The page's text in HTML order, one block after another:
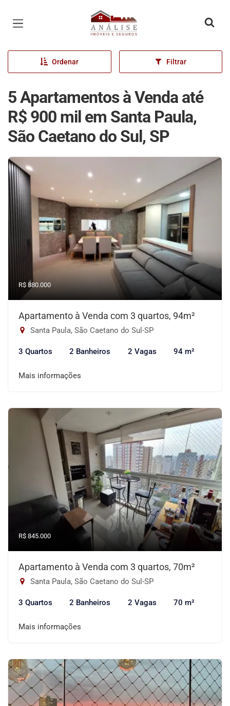
Página inicial
Ordenar Filtrar
5 Apartamentos à Venda até
R$ 900 mil em Santa Paula,
São Caetano do Sul, SP
R$ 880.000
Apartamento à Venda com 3 quartos, 94m²
Santa Paula, São Caetano do Sul-SP
3 Quartos 2 Banheiros 2 Vagas 94 m²
Mais informações
R$ 845.000
Apartamento à Venda com 3 quartos, 70m²
Santa Paula, São Caetano do Sul-SP
3 Quartos 2 Banheiros 2 Vagas 70 m²
Mais informações